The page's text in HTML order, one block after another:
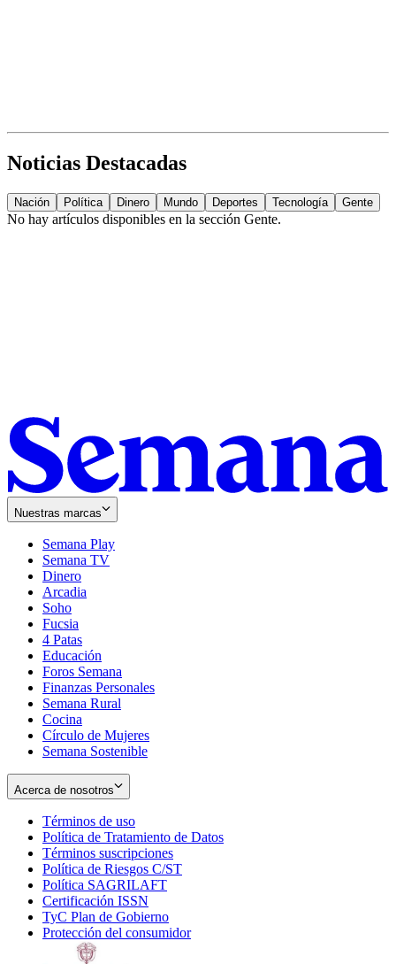
Noticias Destacadas
Nación Política Dinero Mundo Deportes Tecnología Gente
No hay artículos disponibles en la sección Gente.
Nuestras marcas
Semana Play
Semana TV
Dinero
Arcadia
Soho
in
new
window
Fucsia
in
new
window
4 Patas
Educación
Foros Semana
Finanzas Personales
Semana Rural
Cocina
Círculo de Mujeres
Semana Sostenible
Acerca de nosotros
Términos de uso
in
new
window
Política de Tratamiento de Datos
Términos suscripciones
in
Política de Riesgos C/ST
Política SAGRILAFT
new
window
Certificación ISSN
in
new
TyC Plan de Gobierno
in
Protección del consumidorOpens